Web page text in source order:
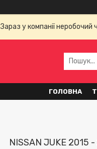
Зараз у компанії
ГОЛОВНА
NISSAN JUKE 2015